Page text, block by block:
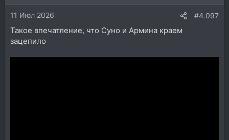
11 Июл 2026 #4.097
Такое впечатление, что Суно и Армина краем
зацепило